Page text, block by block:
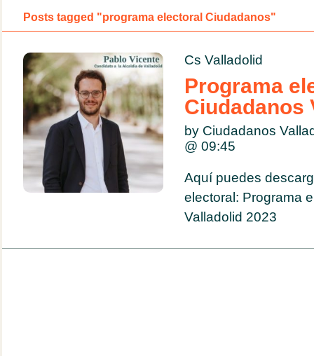
Posts tagged "programa electoral Ciudadanos"
Cs Valladolid
Programa
Ciudadanos
by Ciudadanos
@ 09:45
Aquí puedes
electoral: Programa
Valladolid 2023